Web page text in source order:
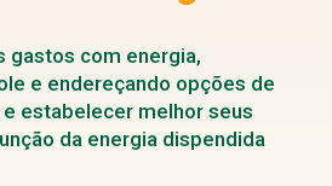
gastos com energia,
e endereçando opções de
estabelecer melhor seus
da energia dispendida